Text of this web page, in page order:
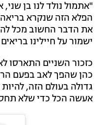
"אתמול נולד לנו בן
הפלא הזה שנקרא
את הדבר החשוב מכל
ישמור על חיילינו
גדולה בעולם הזה,
אעשה הכל כדי שלא